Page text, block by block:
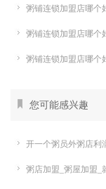
粥铺连锁加盟店哪个
粥铺连锁加盟店哪个
粥铺连锁加盟店哪个
您可能感兴趣
开一个粥员外粥店利
粥店加盟_粥屋加盟_